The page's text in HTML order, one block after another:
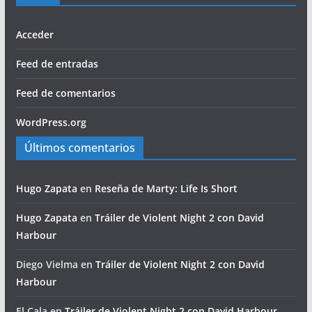
Acceder
Feed de entradas
Feed de comentarios
WordPress.org
Últimos comentarios
Hugo Zapata en Reseña de Marty: Life Is Short
Hugo Zapata en Tráiler de Violent Night 2 con David
Harbour
Diego Vielma en Tráiler de Violent Night 2 con David
Harbour